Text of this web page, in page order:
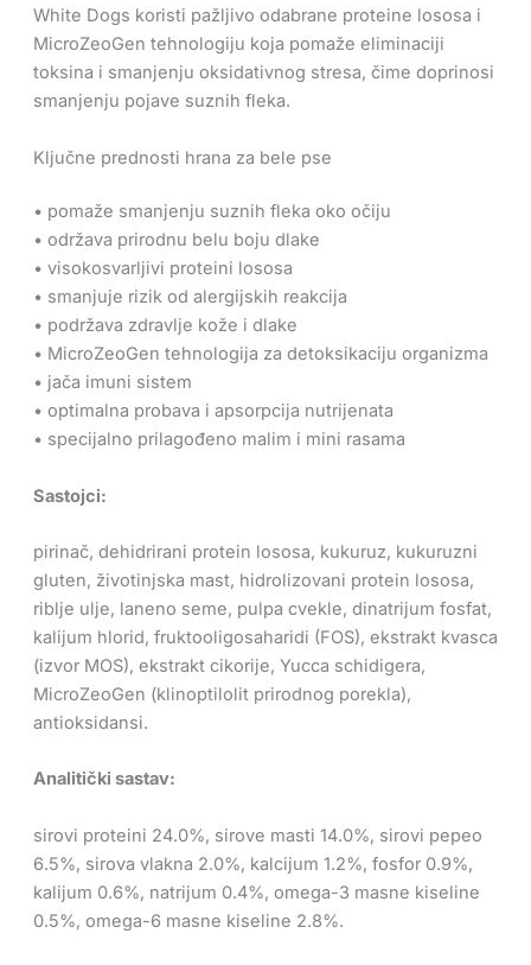
White Dogs koristi pažljivo odabrane proteine lososa i
MicroZeoGen tehnologiju koja pomaže eliminaciji
toksina i smanjenju oksidativnog stresa, čime doprinosi
smanjenju pojave suznih fleka.
Ključne prednosti hrana za bele pse
• pomaže smanjenju suznih fleka oko očiju
• održava prirodnu belu boju dlake
• visokosvarljivi proteini lososa
• smanjuje rizik od alergijskih reakcija
• podržava zdravlje kože i dlake
• MicroZeoGen tehnologija za detoksikaciju organizma
• jača imuni sistem
• optimalna probava i apsorpcija nutrijenata
• specijalno prilagođeno malim i mini rasama
Sastojci:
pirinač, dehidrirani protein lososa, kukuruz, kukuruzni
gluten, životinjska mast, hidrolizovani protein lososa,
riblje ulje, laneno seme, pulpa cvekle, dinatrijum fosfat,
kalijum hlorid, fruktooligosaharidi (FOS), ekstrakt kvasca
(izvor MOS), ekstrakt cikorije, Yucca schidigera,
MicroZeoGen (klinoptilolit prirodnog porekla),
antioksidansi.
Analitički sastav:
sirovi proteini 24.0%, sirove masti 14.0%, sirovi pepeo
6.5%, sirova vlakna 2.0%, kalcijum 1.2%, fosfor 0.9%,
kalijum 0.6%, natrijum 0.4%, omega-3 masne kiseline
0.5%, omega-6 masne kiseline 2.8%.